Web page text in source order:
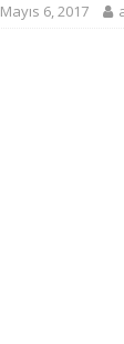
Mayıs 6, 2017